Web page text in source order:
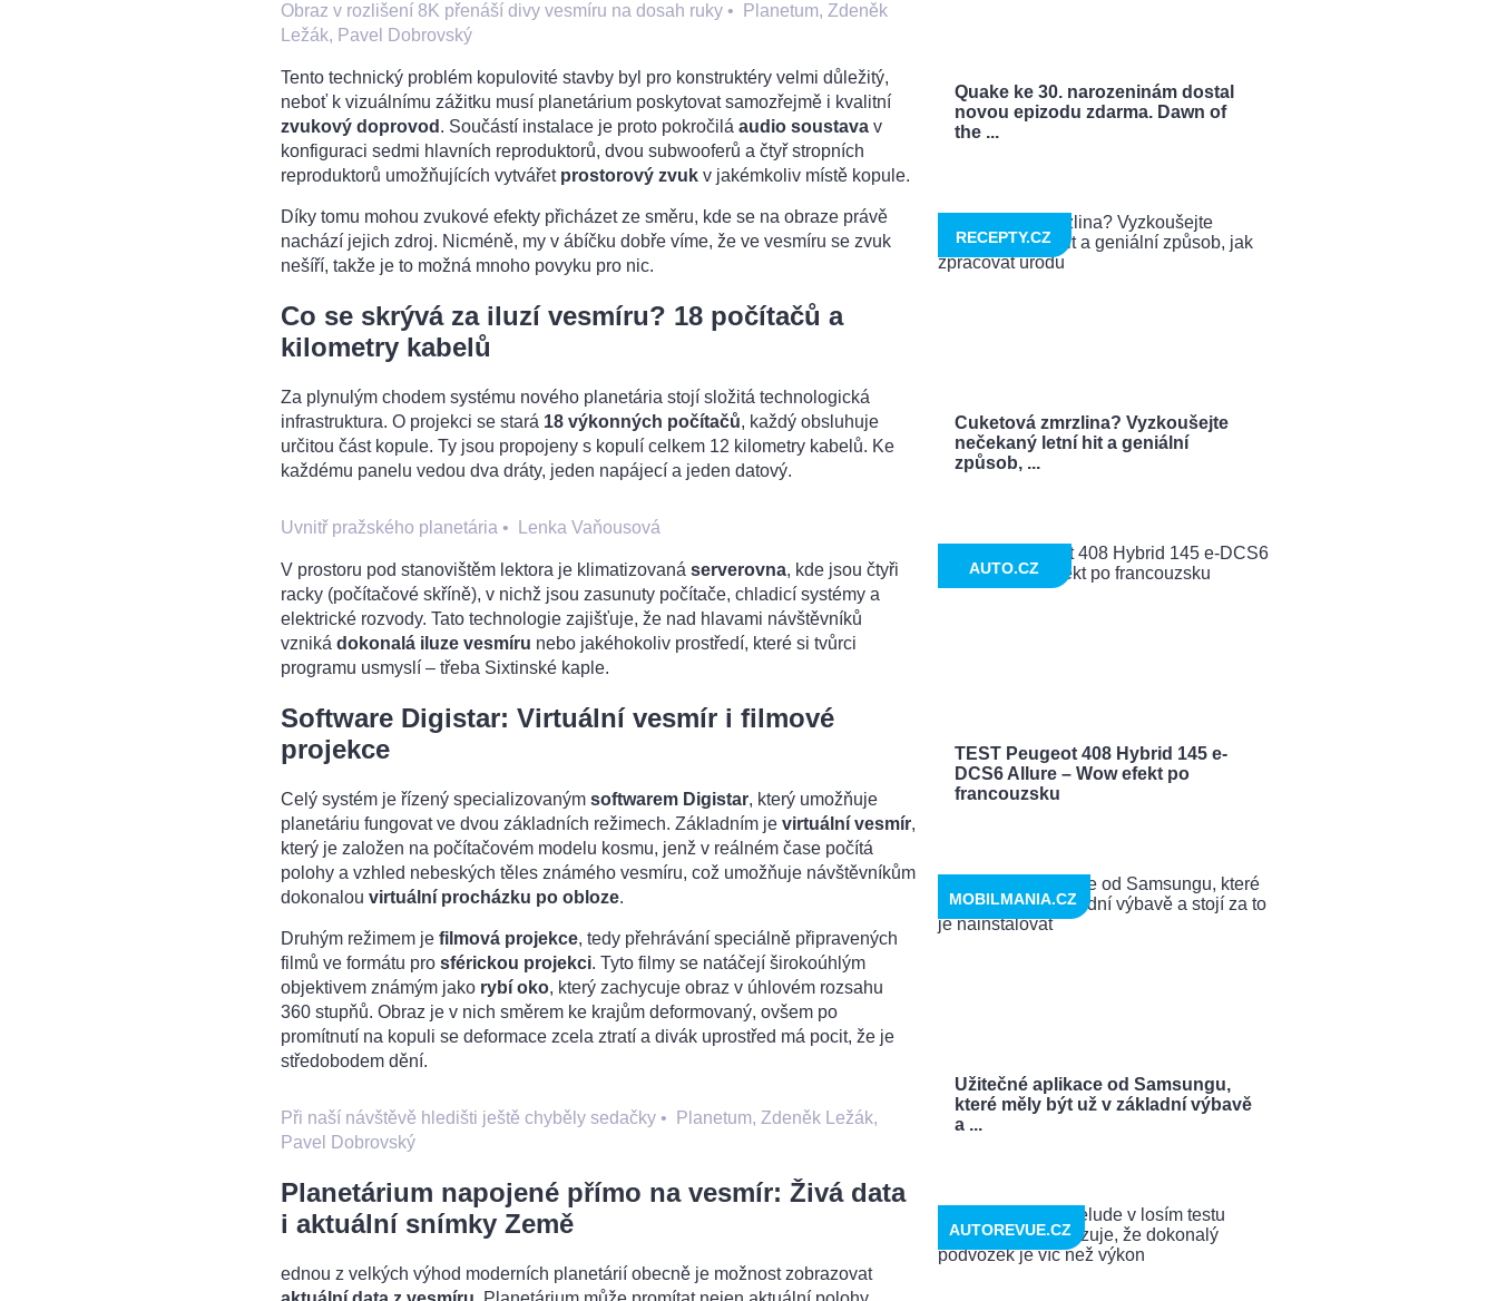
Obraz v rozlišení 8K přenáší divy vesmíru na dosah ruky •
Planetum, Zdeněk
Ležák, Pavel Dobrovský
Tento technický problém kopulovité stavby byl pro konstruktéry velmi důležitý,
neboť k vizuálnímu zážitku musí planetárium poskytovat samozřejmě i kvalitní
zvukový doprovod . Součástí instalace je proto pokročilá audio soustava v
konfiguraci sedmi hlavních reproduktorů, dvou subwooferů a čtyř stropních
reproduktorů umožňujících vytvářet prostorový zvuk v jakémkoliv místě kopule.
Díky tomu mohou zvukové efekty přicházet ze směru, kde se na obraze právě
nachází jejich zdroj. Nicméně, my v ábíčku dobře víme, že ve vesmíru se zvuk
nešíří, takže je to možná mnoho povyku pro nic.
Co se skrývá za iluzí vesmíru? 18 počítačů a
kilometry kabelů
Za plynulým chodem systému nového planetária stojí složitá technologická
infrastruktura. O projekci se stará 18 výkonných počítačů, každý obsluhuje
určitou část kopule. Ty jsou propojeny s kopulí celkem 12 kilometry kabelů. Ke
každému panelu vedou dva dráty, jeden napájecí a jeden datový.
Uvnitř pražského planetária • Lenka Vaňousová
V prostoru pod stanovištěm lektora je klimatizovaná serverovna, kde jsou čtyři
racky (počítačové skříně), v nichž jsou zasunuty počítače, chladicí systémy a
elektrické rozvody. Tato technologie zajišťuje, že nad hlavami návštěvníků
vzniká dokonalá iluze vesmíru nebo jakéhokoliv prostředí, které si tvůrci
programu usmyslí – třeba Sixtinské kaple.
Software Digistar: Virtuální vesmír i filmové
projekce
Celý systém je řízený specializovaným softwarem Digistar, který umožňuje
planetáriu fungovat ve dvou základních režimech. Základním je virtuální vesmír,
který je založen na počítačovém modelu kosmu, jenž v reálném čase počítá
polohy a vzhled nebeských těles známého vesmíru, což umožňuje návštěvníkům
dokonalou virtuální procházku po obloze.
Druhým režimem je filmová projekce, tedy přehrávání speciálně připravených
filmů ve formátu pro sférickou projekci. Tyto filmy se natáčejí širokoúhlým
objektivem známým jako rybí oko, který zachycuje obraz v úhlovém rozsahu
360 stupňů. Obraz je v nich směrem ke krajům deformovaný, ovšem po
promítnutí na kopuli se deformace zcela ztratí a divák uprostřed má pocit, že je
středobodem dění.
Při naší návštěvě hledišti ještě chyběly sedačky •
Planetum, Zdeněk Ležák,
Pavel Dobrovský
Planetárium napojené přímo na vesmír: Živá data
i aktuální snímky Země
ednou z velkých výhod moderních planetárií obecně je možnost zobrazovat
Quake ke 30. narozeninám dostal
novou epizodu zdarma. Dawn of
the ...
Cuketová zmrzlina? Vyzkoušejte
nečekaný letní hit a geniální
způsob, ...
RECEPTY.CZ
TEST Peugeot 408 Hybrid 145 e-
DCS6 Allure – Wow efekt po
francouzsku
AUTO.CZ
Užitečné aplikace od Samsungu,
které měly být už v základní výbavě
a ...
MOBILMANIA.CZ
AUTOREVUE.CZ